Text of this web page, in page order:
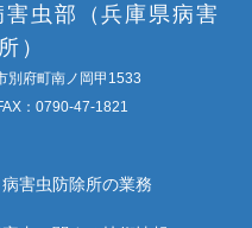
害虫部（兵庫県病害
）
府町南ノ岡甲1533
：0790-47-1821
病害虫防除所の業務